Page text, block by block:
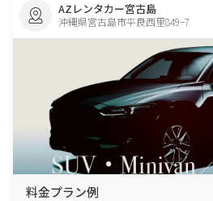
AZレンタカー宮古島
沖縄県宮古島市平良西里849−7
料金プラン例